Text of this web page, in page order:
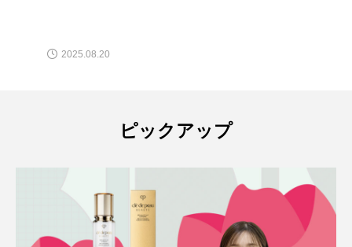
2025.08.20
ピックアップ